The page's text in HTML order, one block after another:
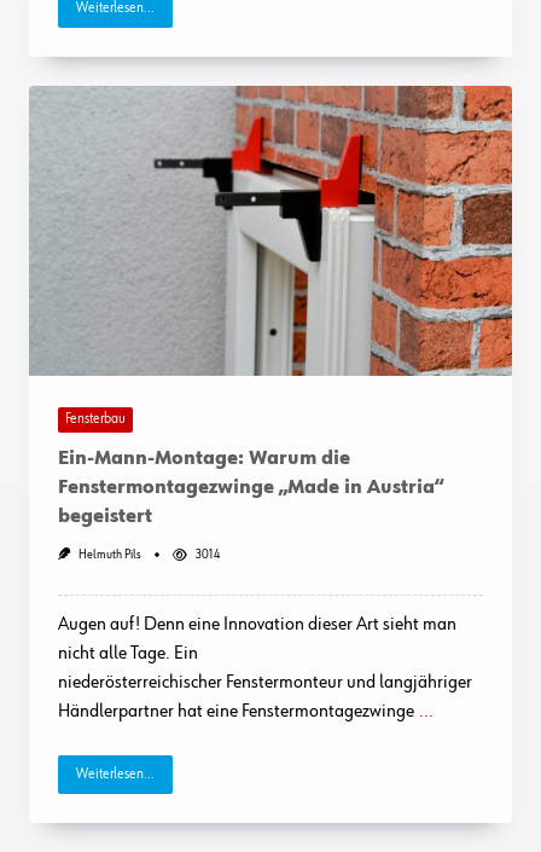
Weiterlesen...
Fensterbau
Ein-Mann-Montage: Warum die
Fenstermontagezwinge „Made in Austria“
begeistert
Helmuth Pils 3014
Augen auf! Denn eine Innovation dieser Art sieht man
nicht alle Tage. Ein
niederösterreichischer Fenstermonteur und langjähriger
Händlerpartner hat eine Fenstermontagezwinge ...
Weiterlesen...